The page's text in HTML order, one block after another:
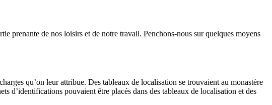
prenante de nos loisirs et de notre travail. Penchons-nous sur quelques moyens
qu’on leur attribue. Des tableaux de localisation se trouvaient au monastère
d’identifications pouvaient être placés dans des tableaux de localisation et des